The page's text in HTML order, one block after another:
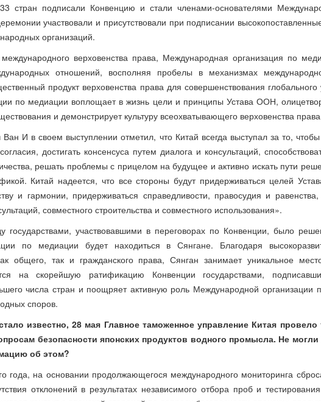
стран подписали Конвенцию и стали членами-основателями
участвовали и присутствовали при подписании
организаций.
верховенства права, Международная организация по
отношений, восполняя пробелы в механизмах
продукт верховенства права для совершенствования
по медиации воплощает в жизнь цели и принципы Устава ООН,
и демонстрирует культуру всеохватывающего верховенства
И в своем выступлении отметил, что Китай всегда выступал за то,
достигать консенсуса путем диалога и консультаций,
решать проблемы с прицелом на будущее и активно искать пути
Китай надеется, что все стороны будут придерживаться целей
и гармонии, придерживаться справедливости, правосудия и
совместного строительства и совместного использования».
государствами, участвовавшими в переговорах по Конвенции, было
по медиации будет находиться в Сянгане. Благодаря
общего, так и гражданского права, Сянган занимает уникальное
на скорейшую ратификацию Конвенции государствами,
числа стран и поощряет активную роль Международной
споров.
известно, 28 мая Главное таможенное управление Китая провело
безопасности японских продуктов водного промысла. Не
об этом?
года, на основании продолжающегося международного мониторинга
отклонений в результатах независимого отбора проб и